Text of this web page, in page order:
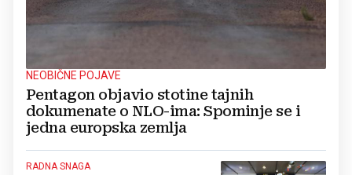
NEOBIČNE POJAVE
Pentagon objavio stotine tajnih
dokumenate o NLO-ima: Spominje se i
jedna europska zemlja
RADNA SNAGA